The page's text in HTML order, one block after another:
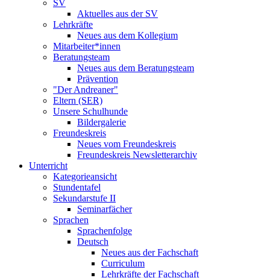
SV
Aktuelles aus der SV
Lehrkräfte
Neues aus dem Kollegium
Mitarbeiter*innen
Beratungsteam
Neues aus dem Beratungsteam
Prävention
"Der Andreaner"
Eltern (SER)
Unsere Schulhunde
Bildergalerie
Freundeskreis
Neues vom Freundeskreis
Freundeskreis Newsletterarchiv
Unterricht
Kategorieansicht
Stundentafel
Sekundarstufe II
Seminarfächer
Sprachen
Sprachenfolge
Deutsch
Neues aus der Fachschaft
Curriculum
Lehrkräfte der Fachschaft